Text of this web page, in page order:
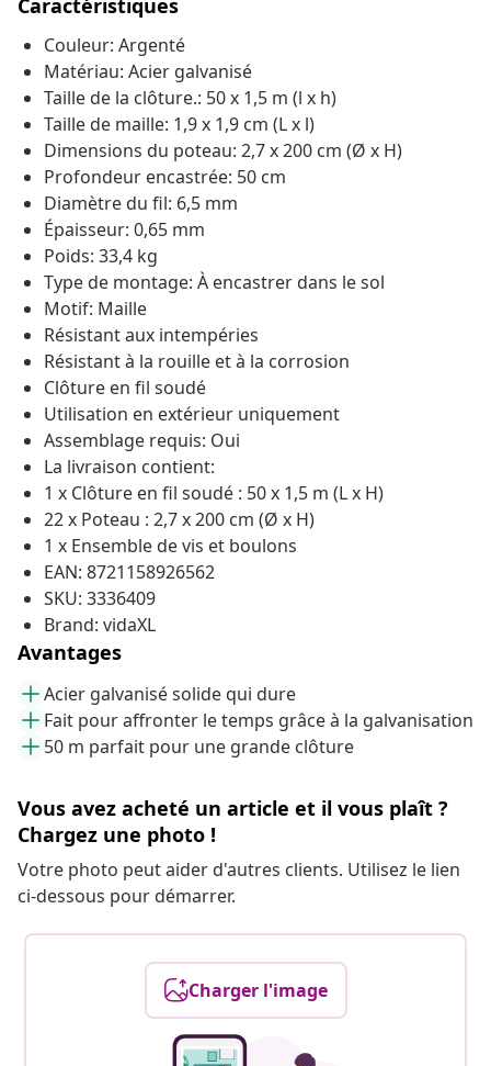
Caractéristiques
Couleur: Argenté
Matériau: Acier galvanisé
Taille de la clôture.: 50 x 1,5 m (l x h)
Taille de maille: 1,9 x 1,9 cm (L x l)
Dimensions du poteau: 2,7 x 200 cm (Ø x H)
Profondeur encastrée: 50 cm
Diamètre du fil: 6,5 mm
Épaisseur: 0,65 mm
Poids: 33,4 kg
Type de montage: À encastrer dans le sol
Motif: Maille
Résistant aux intempéries
Résistant à la rouille et à la corrosion
Clôture en fil soudé
Utilisation en extérieur uniquement
Assemblage requis: Oui
La livraison contient:
1 x Clôture en fil soudé : 50 x 1,5 m (L x H)
22 x Poteau : 2,7 x 200 cm (Ø x H)
1 x Ensemble de vis et boulons
EAN: 8721158926562
SKU: 3336409
Brand: vidaXL
Avantages
Acier galvanisé solide qui dure
Fait pour affronter le temps grâce à la galvanisation
50 m parfait pour une grande clôture
Vous avez acheté un article et il vous plaît ?
Chargez une photo !
Votre photo peut aider d'autres clients. Utilisez le lien
ci-dessous pour démarrer.
Charger l'image